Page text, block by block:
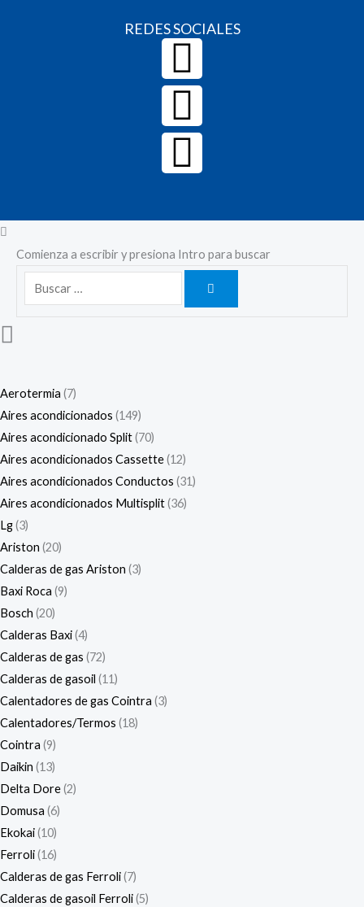
REDES SOCIALES
Facebook
Twitter
Youtube
Comienza a escribir y presiona Intro para buscar
Aerotermia 7
Aires acondicionados 149
Aires acondicionado Split 70
Aires acondicionados Cassette 12
Aires acondicionados Conductos 31
Aires acondicionados Multisplit 36
Lg 3
Ariston 20
Calderas de gas Ariston 3
Baxi Roca 9
Bosch 20
Calderas Baxi 4
Calderas de gas 72
Calderas de gasoil 11
Calentadores de gas Cointra 3
Calentadores/Termos 18
Cointra 9
Daikin 13
Delta Dore 2
Domusa 6
Ekokai 10
Ferroli 16
Calderas de gas Ferroli 7
Calderas de gasoil Ferroli 5